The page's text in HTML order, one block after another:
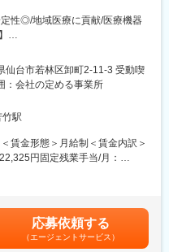
員が慣れるまで同行するた
した場合は当番制にて対応を進
長にて対応となるため、安心し
定性◎/地域医療に貢献/医療機器
ている同社にて、医療機関の
、医療機器の提案・販売を行い
どの消耗品からスタートし、
ミングや大型の医療機器の導入
って頂きます。地域の医療に
、臨床検査部門向けのクリニカ
いずれかに配属可能性がありま
仙台市若林区卸町2-11-3 受動喫
：会社の定める事業所
駅
賃金形態＞月給制＜賃金内訳＞
円固定残業手当/月：
り、選考を通じて上下する可能
与によって異なります。■昇
：3カ月以上）賃金はあくまで
応募依頼する
（エージェントサービス）